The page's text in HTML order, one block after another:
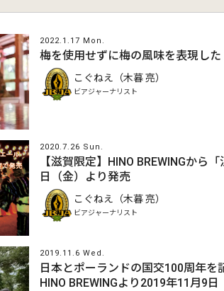
2022.1.17 Mon.
梅を使用せずに梅の風味を表現し
こぐねえ（木暮 亮）
ビアジャーナリスト
2020.7.26 Sun.
【滋賀限定】HINO BREWINGから
日（金）より発売
こぐねえ（木暮 亮）
ビアジャーナリスト
2019.11.6 Wed.
日本とポーランドの国交100周年を
HINO BREWINGより2019年11月9